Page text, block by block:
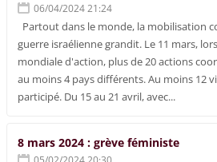
06/04/2024 21:24
Partout dans le monde, la mobilisation
guerre israélienne grandit. Le 11 mars,
mondiale d'action, plus de 20 actions
au moins 4 pays différents. Au moins 12
participé. Du 15 au 21 avril, avec...
8 mars 2024 : grève féministe